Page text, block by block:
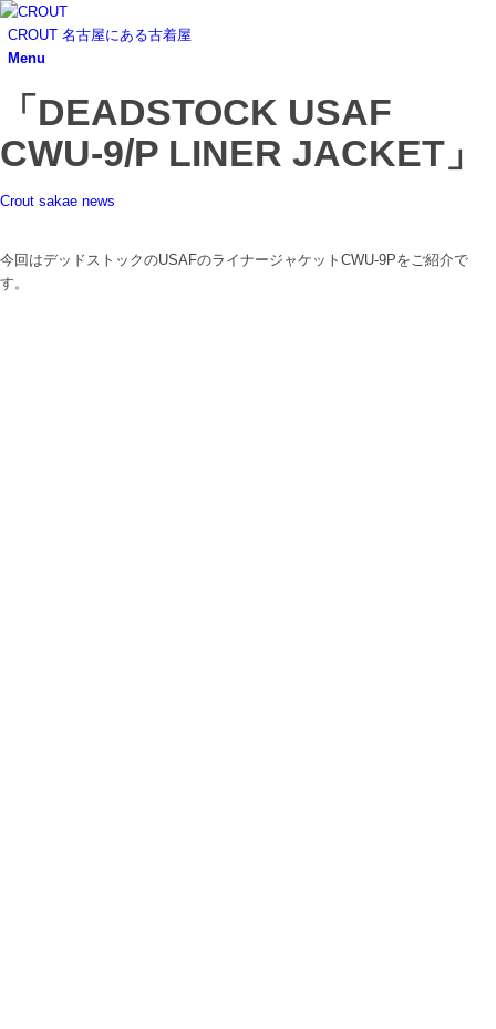
CROUT 名古屋にある古着屋
Menu
「DEADSTOCK USAF
CWU-9/P LINER JACKET」
Crout sakae news
今回はデッドストックのUSAFのライナージャケットCWU-9Pをご紹介で
す。